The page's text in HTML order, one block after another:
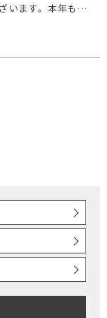
明けましておめでとうございます。本年も、どうぞ宜しくお願い…